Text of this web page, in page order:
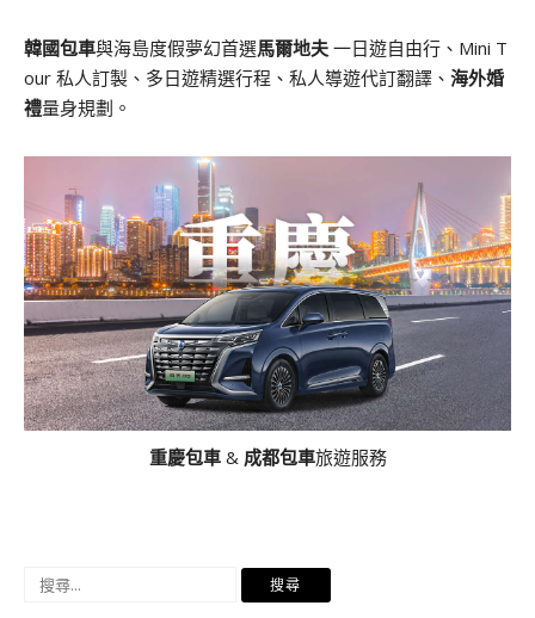
韓國包車與海島度假夢幻首選馬爾地夫 一日遊自由行、Mini T
our 私人訂製、多日遊精選行程、私人導遊代訂翻譯、 海外婚
禮量身規劃。
重慶包車& 成都包車旅遊服務
搜